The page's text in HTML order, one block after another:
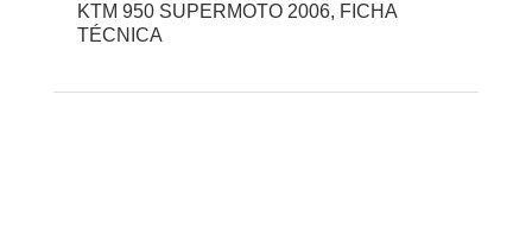
KTM 950 SUPERMOTO 2006, FICHA
TÉCNICA